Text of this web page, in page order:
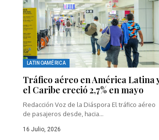
LATINOAMÉRICA
Tráfico aéreo en América Latina
el Caribe creció 2,7% en mayo
Redacción Voz de la Diáspora El tráfico aéreo
de pasajeros desde, hacia...
16 Julio, 2026